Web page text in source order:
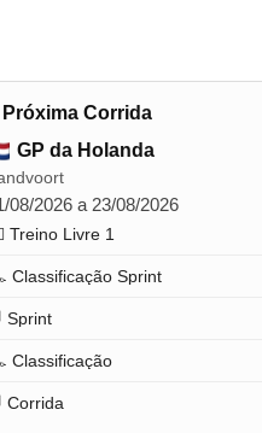
Próxima Corrida
GP da Holanda
08/2026 a 23/08/2026
Treino Livre 1
Sprint
Sprint
Corrida